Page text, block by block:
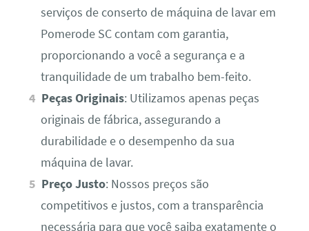
serviços de conserto de máquina de lavar em
Pomerode SC contam com garantia,
proporcionando a você a segurança e a
tranquilidade de um trabalho bem-feito.
Peças Originais: Utilizamos apenas peças
originais de fábrica, assegurando a
durabilidade e o desempenho da sua
máquina de lavar.
Preço Justo: Nossos preços são
competitivos e justos, com a transparência
necessária para que você saiba exatamente o